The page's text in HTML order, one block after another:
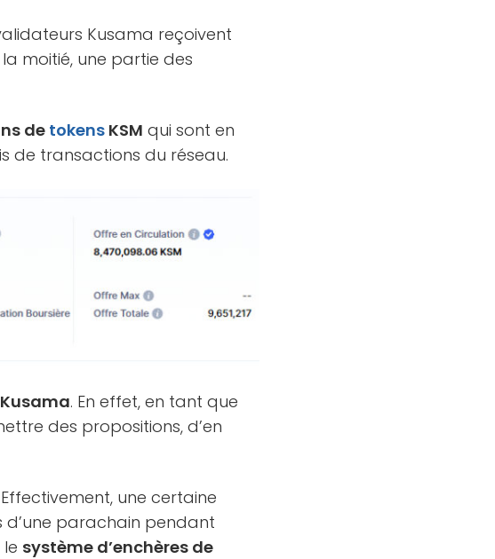
Kusama reçoivent
la moitié, une partie des
de tokens KSM qui sont en
de transactions du réseau.
. En effet, en tant que
des propositions, d’en
une certaine
d’une parachain pendant
système d’enchères de